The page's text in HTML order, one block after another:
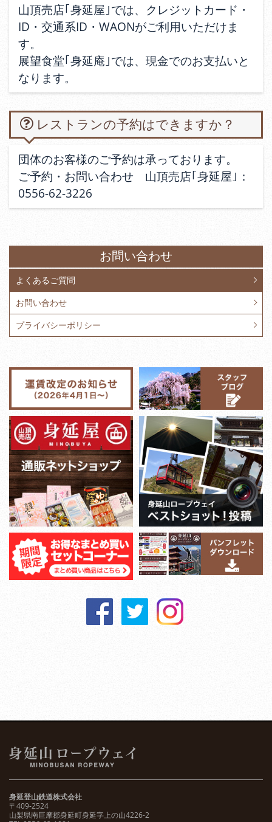
山頂売店｢身延屋｣では、クレジットカード・
ID・交通系ID・WAONがご利用いただけま
す。
展望食堂｢身延庵｣では、現金でのお支払いと
なります。
レストランの予約はできますか？
団体のお客様のご予約は承っております。
ご予約・お問い合わせ 山頂売店｢身延屋｣：
0556-62-3226
お問い合わせ
よくあるご質問
お問い合わせ
プライバシーポリシー
身延登山鉄道株式会社
〒409-2524
山梨県南巨摩郡身延町身延字上の山4226-2